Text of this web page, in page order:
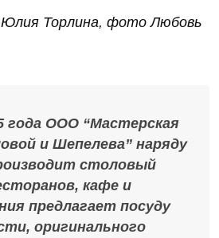
Юлия Торлина, фото Любовь
года ООО “Мастерская
и Шепелева” наряду
столовый
кафе и
предлагает посуду
оригинального